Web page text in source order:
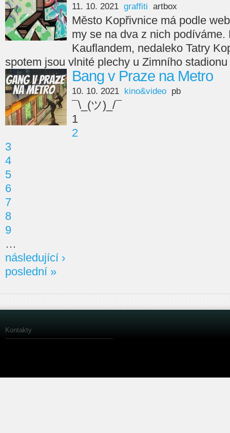
11. 10. 2021 graffiti artbox
Město Kopřivnice má podle
my se na dva z nich
Kauflandem, nedaleko Tatry
spotem jsou vlnité plechy u Zimního
Bang v Praze na Metro
10. 10. 2021 kino&video pb
¯\_(ツ)_/¯
1
2
3
4
5
6
7
8
9
…
následující ›
poslední »
Kontakty